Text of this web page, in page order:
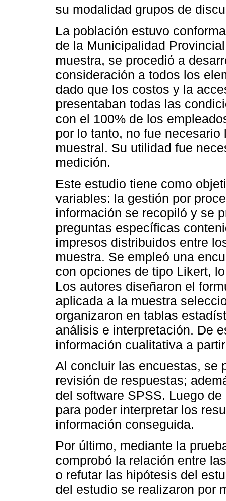
su modalidad grupos de
La población estuvo
de la Municipalidad
muestra, se procedió a
consideración a todos los
dado que los costos y la
presentaban todas las
con el 100% de los
por lo tanto, no fue
muestral. Su utilidad fue
medición.
Este estudio tiene como
variables: la gestión por
información se recopiló y se
preguntas específicas
impresos distribuidos entre
muestra. Se empleó una
con opciones de tipo Likert,
Los autores diseñaron el
aplicada a la muestra
organizaron en tablas
análisis e interpretación. De
información cualitativa a
Al concluir las encuestas, se
revisión de respuestas;
del software SPSS. Luego
para poder interpretar los
información conseguida.
Por último, mediante la
comprobó la relación entre
o refutar las hipótesis del
del estudio se realizaron por